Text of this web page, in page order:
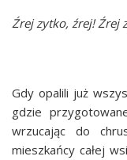
Źrej zytko, źrej! Źrej
Gdy opalili już
gdzie
wrzucając do
mieszkańcy całej